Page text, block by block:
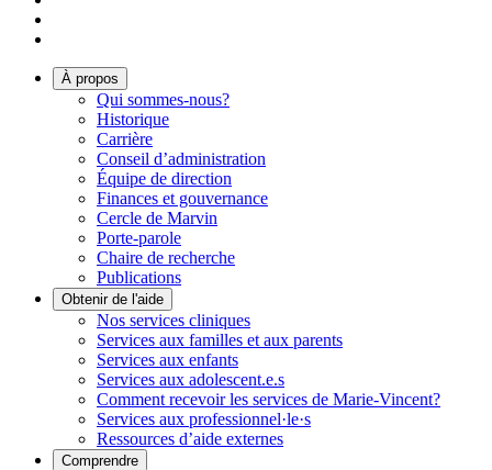
À propos
Qui sommes-nous?
Historique
Carrière
Conseil d’administration
Équipe de direction
Finances et gouvernance
Cercle de Marvin
Porte-parole
Chaire de recherche
Publications
Obtenir de l'aide
Nos services cliniques
Services aux familles et aux parents
Services aux enfants
Services aux adolescent.e.s
Comment recevoir les services de Marie-Vincent?
Services aux professionnel·le·s
Ressources d’aide externes
Comprendre